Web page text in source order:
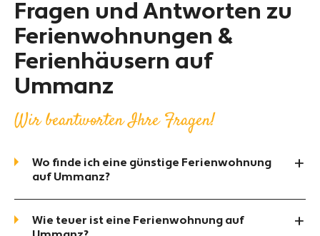
Fragen und Antworten zu
Ferienwohnungen &
Ferienhäusern auf
Ummanz
Wir beantworten Ihre Fragen!
Wo finde ich eine günstige Ferienwohnung
auf Ummanz?
Wie teuer ist eine Ferienwohnung auf